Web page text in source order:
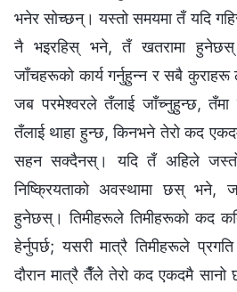
भनेर सोच्छन्। यस्तो समयमा तँ यदि
नै भइरहिस् भने, तँ खतरामा
जाँचहरूको कार्य गर्नुहुन्न र सबै
जब परमेश्‍वरले तँलाई जाँच्नुहुन्छ,
तँलाई थाहा हुन्छ, किनभने तेरो कद
सहन सक्दैनस्। यदि तँ अहिले
निष्क्रियताको अवस्थामा छस्
हुनेछस्। तिमीहरूले तिमीहरूको कद
हेर्नुपर्छ; यसरी मात्रै तिमीहरूले
दौरान मात्रै तैँले तेरो कद एकदमै सानो